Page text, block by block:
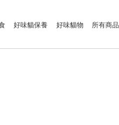
好味貓保養 好味貓物 所有商品